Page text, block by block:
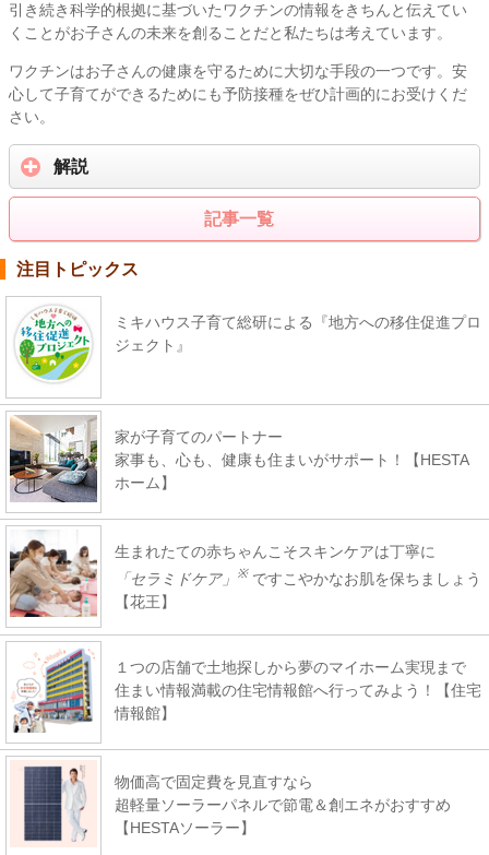
引き続き科学的根拠に基づいたワクチンの情報をきちんと伝えてい
くことがお子さんの未来を創ることだと私たちは考えています。
ワクチンはお子さんの健康を守るために大切な手段の一つです。安
心して子育てができるためにも予防接種をぜひ計画的にお受けくだ
さい。
解説
記事一覧
注目トピックス
ミキハウス子育て総研による『地方への移住促進プロ
ジェクト』
家が子育てのパートナー
家事も、心も、健康も住まいがサポート！【HESTA
ホーム】
生まれたての赤ちゃんこそスキンケアは丁寧に
「セラミドケア」
※ ですこやかなお肌を保ちましょう
【花王】
１つの店舗で土地探しから夢のマイホーム実現まで
住まい情報満載の住宅情報館へ行ってみよう！【住宅
情報館】
物価高で固定費を見直すなら
超軽量ソーラーパネルで節電＆創エネがおすすめ
【HESTAソーラー】